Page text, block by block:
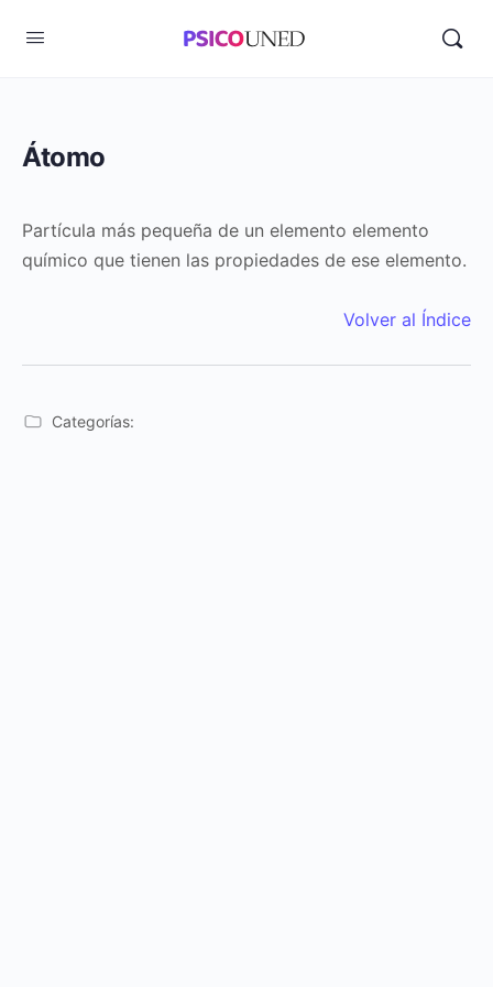
Átomo
Partícula más pequeña de un elemento elemento
químico que tienen las propiedades de ese elemento.
Volver al Índice
Categorías: